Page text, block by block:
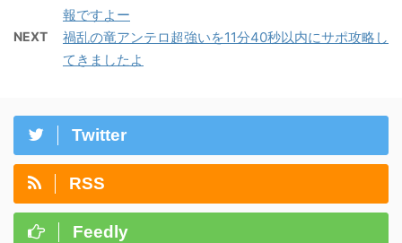
報ですよー
NEXT
禍乱の竜アンテロ超強いを11分40秒以内にサポ攻略し
てきましたよ
Twitter
RSS
Feedly